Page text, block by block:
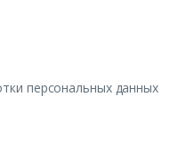
персональных данных